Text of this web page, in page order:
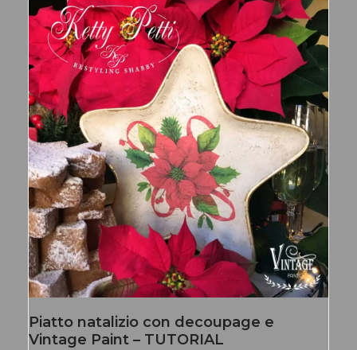
Piatto natalizio con decoupage e
Vintage Paint – TUTORIAL